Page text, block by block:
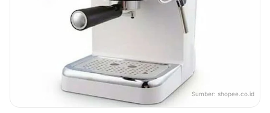
Sumber: shopee.co.id